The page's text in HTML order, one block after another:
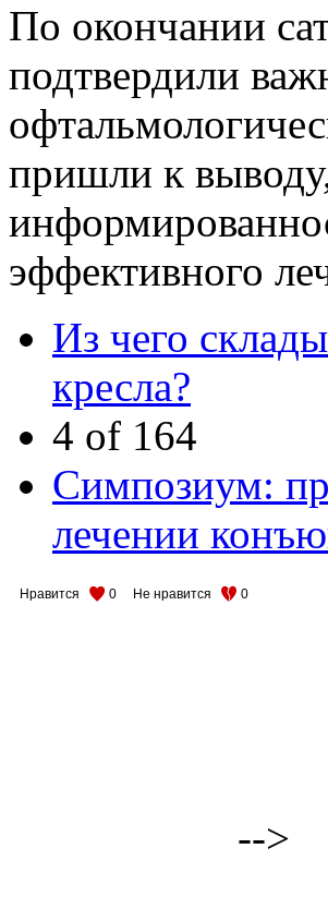
По окончании
подтвердили
пришли к
эффективного
Из чего
кресла?
4 of 164
Симпозиум:
лечении
Нравится 0 Не нравится 0
-->